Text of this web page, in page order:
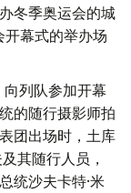
冬季奥运会的城
幕式的举办场
列队参加开幕
的随行摄影师拍
团出场时，土库
其随行人员，
统沙夫卡特·米